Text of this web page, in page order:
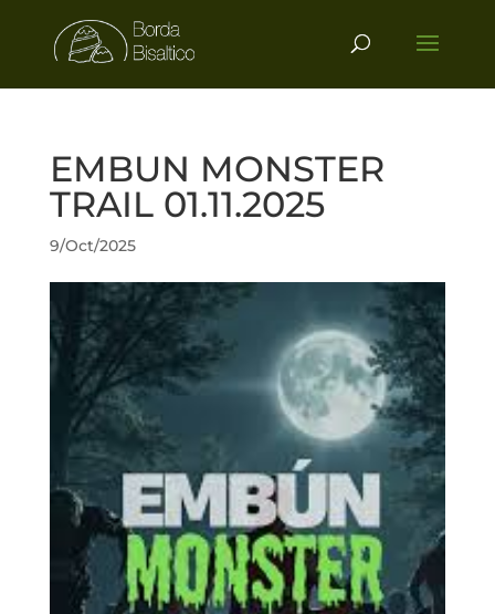
EMBUN MONSTER
TRAIL 01.11.2025
9/Oct/2025